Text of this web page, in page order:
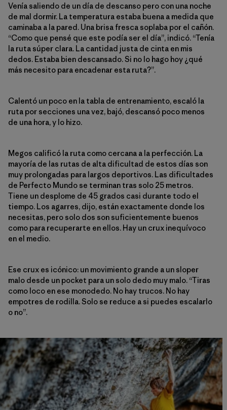
Venía saliendo de un día de descanso pero con una noche
de mal dormir. La temperatura estaba buena a medida que
caminaba a la pared. Una brisa fresca soplaba por el cañón.
“Como que pensé que este podía ser el día”, indicó. “Tenía
la ruta súper clara. La cantidad justa de cinta en mis
dedos. Estaba bien descansado. Si no lo hago hoy ¿qué
más necesito para encadenar esta ruta?”.
Calentó un poco en la tabla de entrenamiento, escaló la
ruta por secciones una vez, bajó, descansó poco menos
de una hora, y lo hizo.
Megos calificó la ruta como cercana a la perfección. La
mayoría de las rutas de alta dificultad de estos días son
muy prolongadas para largos deportivos. Las dificultades
de Perfecto Mundo se terminan tras solo 25 metros.
Tiene un desplome de 45 grados casi durante todo el
tiempo. Los agarres, dijo, están exactamente donde los
necesitas, pero solo dos son suficientemente buenos
como para recuperarte en ellos. Hay un crux inequívoco
en el medio.
Ese crux es icónico: un movimiento grande a un sloper
malo desde un pocket para un solo dedo muy malo. “Tiras
como loco en ese monodedo. No hay trucos. No hay
empotres de rodilla. Solo se reduce a si puedes escalarlo
o no”.